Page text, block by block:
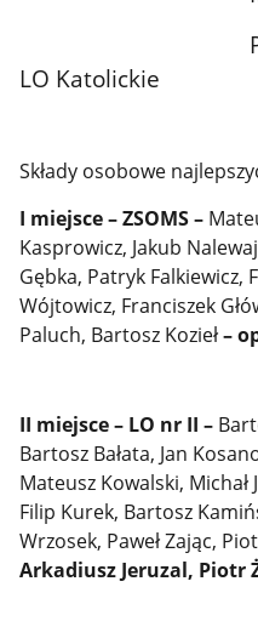
LO Katolickie
Składy osobowe
I miejsce – ZSOMS –
Kasprowicz, Jakub
Gębka, Patryk Falkiewicz,
Wójtowicz, Franciszek
Paluch, Bartosz Kozieł–
II miejsce – LO nr II –
Bartosz Bałata, Jan
Mateusz Kowalski, Michał
Filip Kurek, Bartosz
Wrzosek, Paweł Zając,
Arkadiusz Jeruzal, Piotr